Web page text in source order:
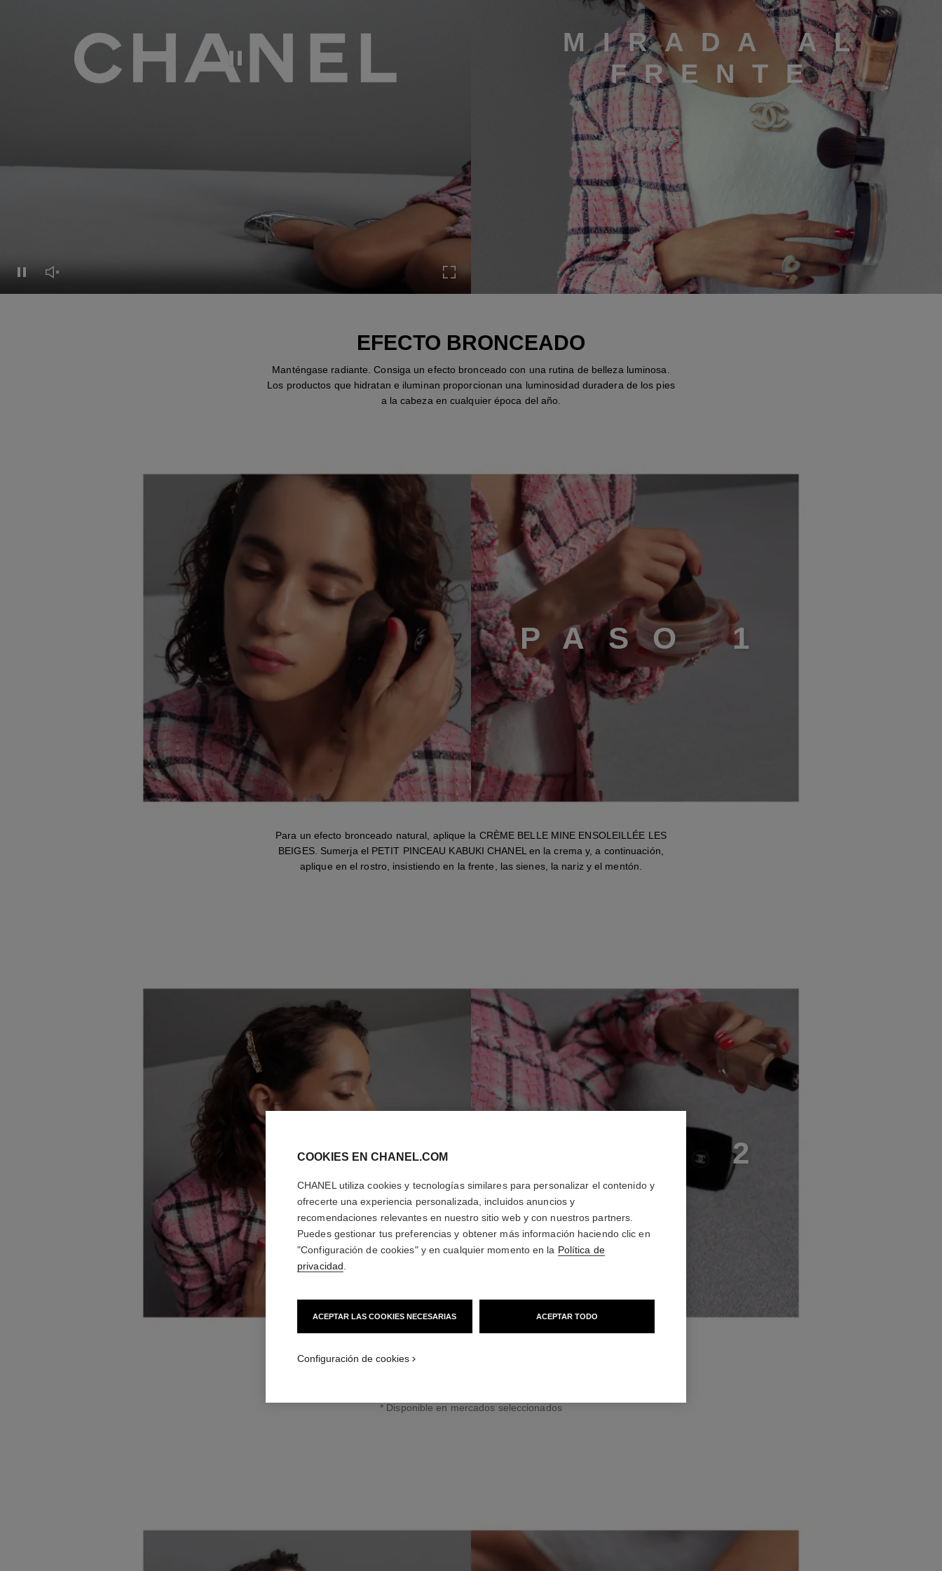
Pausar el vídeo
Pausar el vídeo
Activar el sonido del vídeo Expandir a pantalla completa
MIRADA AL
FRENTE
EFECTO BRONCEADO
Manténgase radiante. Consiga un efecto bronceado con una rutina de belleza luminosa.
Los productos que hidratan e iluminan proporcionan una luminosidad duradera de los pies
a la cabeza en cualquier época del año.
P A SO 1
Para un efecto bronceado natural, aplique la CRÈME BELLE MINE ENSOLEILLÉE LES
BEIGES. Sumerja el PETIT PINCEAU KABUKI CHANEL en la crema y, a continuación,
aplique en el rostro, insistiendo en la frente, las sienes, la nariz y el mentón.
O 2
suavemente con los dedos en cualquier parte del rostro o del cuerpo para crear un
* Disponible en mercados seleccionados
COOKIES EN CHANEL.COM
CHANEL utiliza cookies y tecnologías similares para personalizar el contenido y
ofrecerte una experiencia personalizada, incluidos anuncios y
recomendaciones relevantes en nuestro sitio web y con nuestros partners.
Puedes gestionar tus preferencias y obtener más información haciendo clic en
"Configuración de cookies" y en cualquier momento en la Política de
privacidad
ACEPTAR LAS COOKIES NECESARIAS ACEPTAR TODO
Configuración de cookies